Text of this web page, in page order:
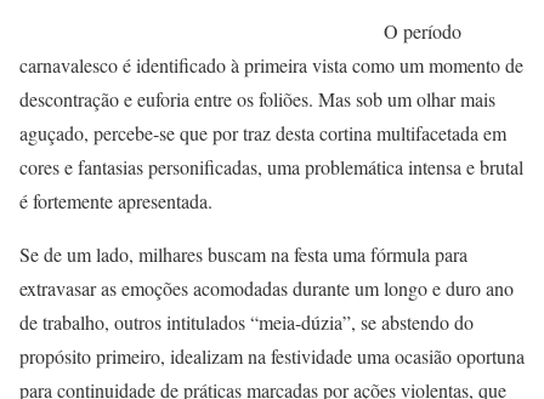
O período
carnavalesco é identificado à primeira vista como um momento de
descontração e euforia entre os foliões. Mas sob um olhar mais
aguçado, percebe-se que por traz desta cortina multifacetada em
cores e fantasias personificadas, uma problemática intensa e brutal
é fortemente apresentada.
Se de um lado, milhares buscam na festa uma fórmula para
extravasar as emoções acomodadas durante um longo e duro ano
de trabalho, outros intitulados “meia-dúzia”, se abstendo do
propósito primeiro, idealizam na festividade uma ocasião oportuna
para continuidade de práticas marcadas por ações violentas, que